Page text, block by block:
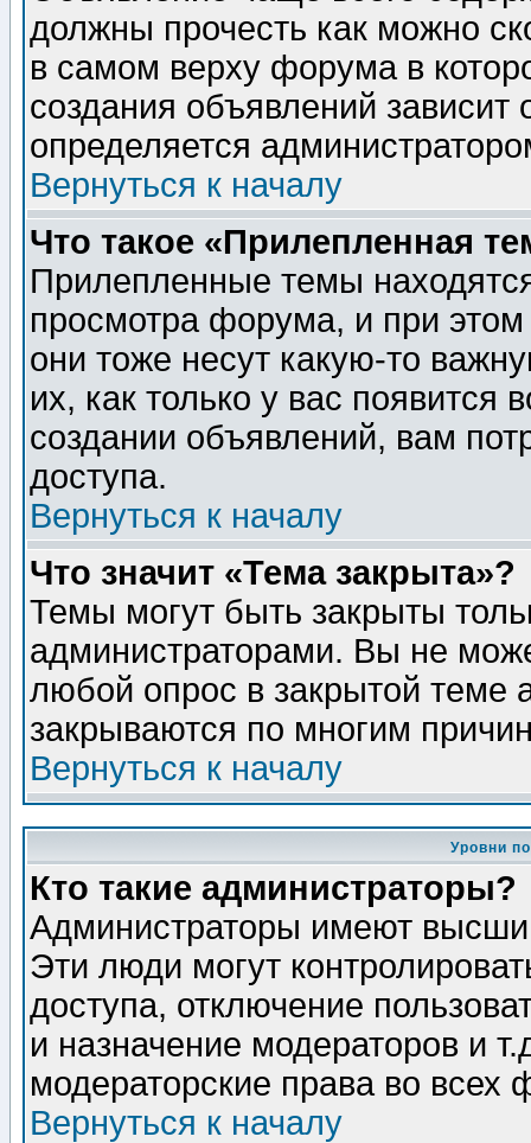
должны прочесть как можно
в самом верху форума в
создания объявлений зависит
определяется
Вернуться к началу
Что такое «Прилепленная
Прилепленные темы
просмотра форума, и при
они тоже несут какую-то
их, как только у вас появится
создании объявлений, вам
доступа.
Вернуться к началу
Что значит «Тема закрыта»?
Темы могут быть закрыты
администраторами. Вы не
любой опрос в закрытой теме
закрываются по многим
Вернуться к началу
Уровни
Кто такие администраторы?
Администраторы имеют
Эти люди могут
доступа, отключение
и назначение модераторов и
модераторские права во всех
Вернуться к началу